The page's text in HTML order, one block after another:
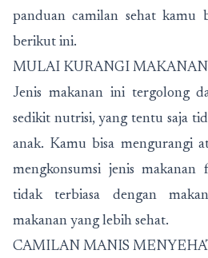
panduan camilan sehat kamu
berikut ini.
MULAI KURANGI MAKANAN
Jenis makanan ini tergolong
sedikit nutrisi, yang tentu saja
anak. Kamu bisa mengurangi
mengkonsumsi jenis makanan
tidak terbiasa dengan
makanan yang lebih sehat.
CAMILAN MANIS